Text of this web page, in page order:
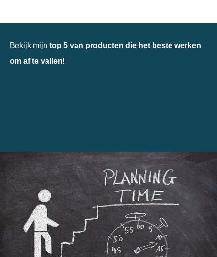
Bekijk mijn top 5 van producten die het beste werken
om af te vallen!